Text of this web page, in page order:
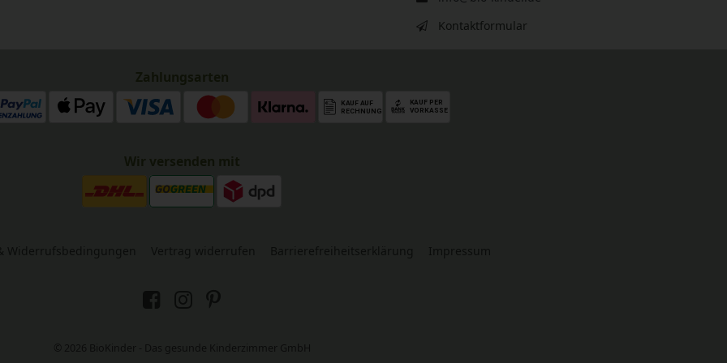
Kontaktformular
Zahlungsarten
Wir versenden mit
© 2026 BioKinder - Das gesunde Kinderzimmer GmbH